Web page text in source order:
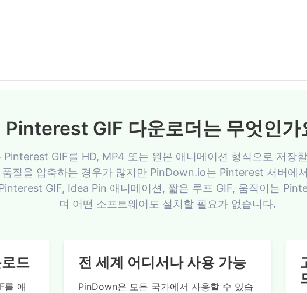
Pinterest GIF 다운로더는 무엇인가
GIF를 HD, MP4 또는 원본 애니메이션 형식으로 저장
질을 압축하는 경우가 많지만 PinDown.io는 Pinterest 서버에
GIF, Idea Pin 애니메이션, 짧은 루프 GIF, 움직이는
며 어떤 소프트웨어도 설치할 필요가 없습니다.
드
를 애
전 세계 어디서나 사용 가능
PinDown은 모든 국가에서 사용할 수 있습